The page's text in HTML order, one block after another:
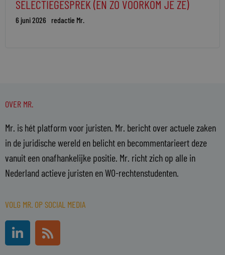
SELECTIEGESPREK (EN ZÓ VOORKOM JE ZE)
6 juni 2026 redactie Mr.
OVER MR.
Mr. is hét platform voor juristen. Mr. bericht over actuele zaken
in de juridische wereld en belicht en becommentarieert deze
vanuit een onafhankelijke positie. Mr. richt zich op alle in
Nederland actieve juristen en WO-rechtenstudenten.
VOLG MR. OP SOCIAL MEDIA
L
i
R
s